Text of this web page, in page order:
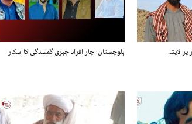
بلوچستان: چار افراد جبری گمشدگی کا شکار لاپتہ